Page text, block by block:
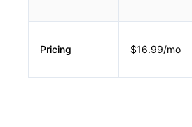
Pricing $16.99/mo